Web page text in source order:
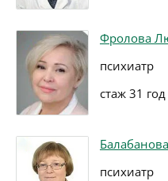
Фролова
психиатр
стаж 31 год
психиатр